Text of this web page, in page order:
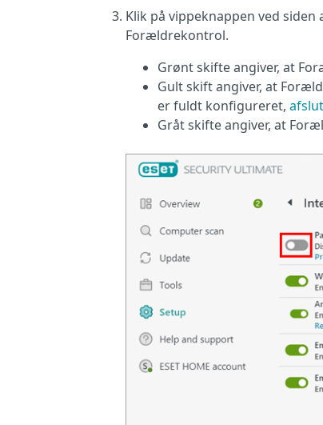
Klik på vippeknappen ved siden
Forældrekontrol.
Grønt skifte angiver, at
Gult skift angiver, at
er fuldt konfigureret,
Gråt skifte angiver, at